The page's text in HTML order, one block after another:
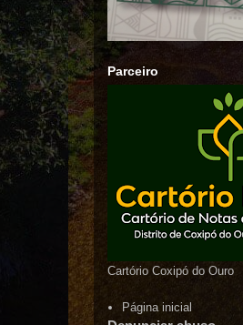
Parceiro
Cartório Coxipó do Ouro
Página inicial